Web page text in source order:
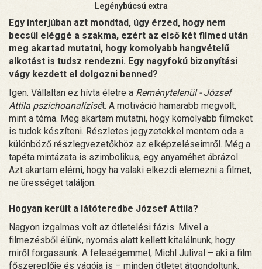
Legénybúcsú extra
Egy interjúban azt mondtad, úgy érzed, hogy nem
becsül eléggé a szakma, ezért az első két filmed után
meg akartad mutatni, hogy komolyabb hangvételű
alkotást is tudsz rendezni. Egy nagyfokú bizonyítási
vágy kezdett el dolgozni benned?
Igen. Vállaltan ez hívta életre a Reménytelenül - József
Attila pszichoanalízisét. A motiváció hamarabb megvolt,
mint a téma. Meg akartam mutatni, hogy komolyabb filmeket
is tudok készíteni. Részletes jegyzetekkel mentem oda a
különböző részlegvezetőkhöz az elképzeléseimről. Még a
tapéta mintázata is szimbolikus, egy anyaméhet ábrázol.
Azt akartam elérni, hogy ha valaki elkezdi elemezni a filmet,
ne ürességet találjon.
Hogyan került a látóteredbe József Attila?
Nagyon izgalmas volt az ötletelési fázis. Mivel a
filmezésből élünk, nyomás alatt kellett kitalálnunk, hogy
miről forgassunk. A feleségemmel, Michl Julival – aki a film
főszereplője és vágója is – minden ötletet átgondoltunk,